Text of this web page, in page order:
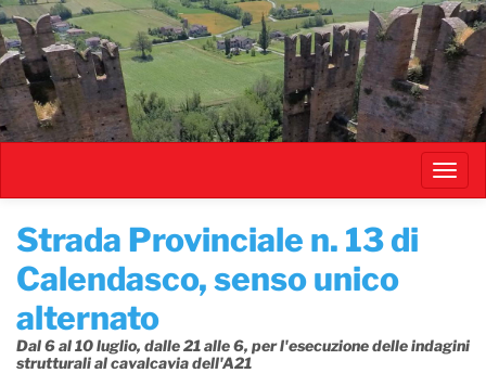
Salta
al
contenuto
principale
Strada Provinciale n. 13 di
Calendasco, senso unico
alternato
Dal 6 al 10 luglio, dalle 21 alle 6, per l'esecuzione delle indagini
strutturali al cavalcavia dell'A21